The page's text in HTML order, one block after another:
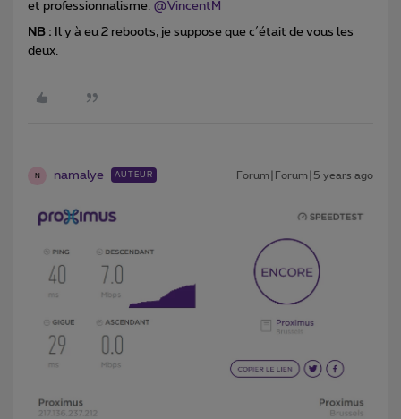
et professionnalisme. @VincentM
NB : Il y à eu 2 reboots, je suppose que c´était de vous les
deux.
N namalye AUTEUR Forum|Forum|5 years ago